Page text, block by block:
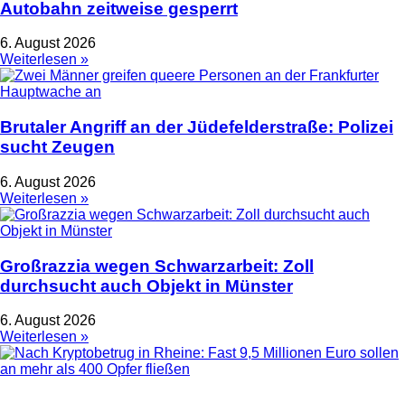
Autobahn zeitweise gesperrt
6. August 2026
Weiterlesen »
Brutaler Angriff an der Jüdefelderstraße: Polizei
sucht Zeugen
6. August 2026
Weiterlesen »
Großrazzia wegen Schwarzarbeit: Zoll
durchsucht auch Objekt in Münster
6. August 2026
Weiterlesen »